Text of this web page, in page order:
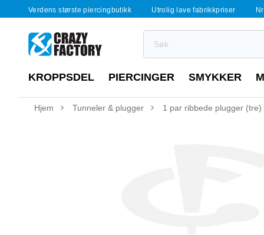
Verdens største piercingbutikk Utrolig lave fabrikkpriser
KROPPSDEL PIERCINGER SMYKKER
Hjem Tunneler & plugger 1 par ribbede plugger